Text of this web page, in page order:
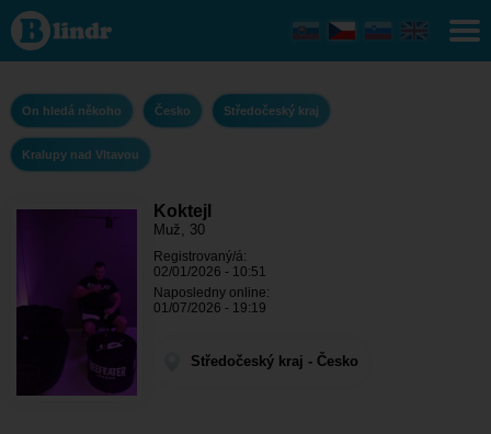
Koktejl - On
hledá
někoho
Středočeský
Kralupy nad
Vltavou
On hledá někoho Česko Středočeský kraj
Kralupy nad Vltavou
Koktejl
Muž, 30
Registrovaný/á:
02/01/2026 - 10:51
Naposledny online:
01/07/2026 - 19:19
Středočeský kraj - Česko